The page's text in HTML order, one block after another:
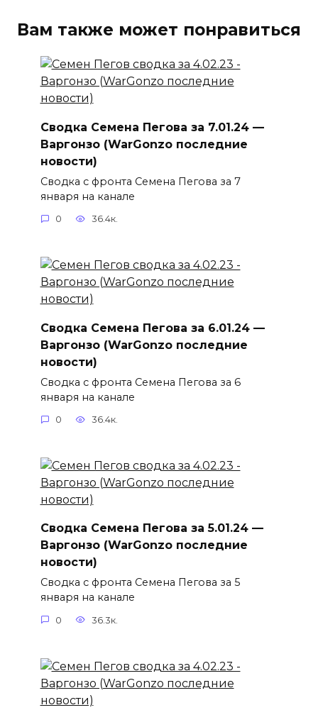
Вам также может понравиться
Сводка Семена Пегова за 7.01.24 —
Варгонзо (WarGonzo последние
новости)
Сводка с фронта Семена Пегова за 7
января на канале
0 36.4к.
Сводка Семена Пегова за 6.01.24 —
Варгонзо (WarGonzo последние
новости)
Сводка с фронта Семена Пегова за 6
января на канале
0 36.4к.
Сводка Семена Пегова за 5.01.24 —
Варгонзо (WarGonzo последние
новости)
Сводка с фронта Семена Пегова за 5
января на канале
0 36.3к.